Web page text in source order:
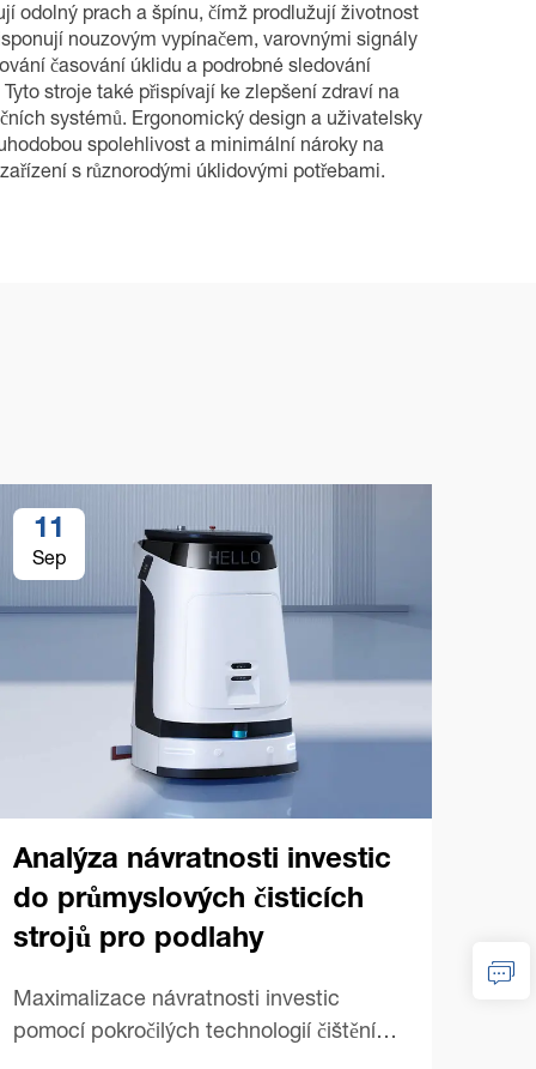
odolný prach a špínu, čímž prodlužují životnost
nouzovým vypínačem, varovnými signály
časování úklidu a podrobné sledování
stroje také přispívají ke zlepšení zdraví na
systémů. Ergonomický design a uživatelsky
spolehlivost a minimální nároky na
s různorodými úklidovými potřebami.
11
Sep
Analýza návratnosti investic
do průmyslových čisticích
strojů pro podlahy
Maximalizace návratnosti investic
pomocí pokročilých technologií čištění